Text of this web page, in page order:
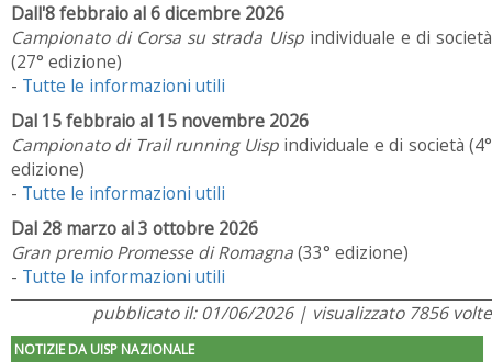
Dall'8 febbraio al 6 dicembre 2026
Campionato di Corsa su strada Uispindividuale e di società
(27° edizione)
- Tutte le informazioni utili
Dal 15 febbraio al 15 novembre 2026
Campionato di Trail running Uispindividuale e di società (4°
edizione)
- Tutte le informazioni utili
Dal 28 marzo al 3 ottobre 2026
Gran premio Promesse di Romagna(33° edizione)
- Tutte le informazioni utili
pubblicato il: 01/06/2026 | visualizzato 7856 volte
NOTIZIE DA UISP NAZIONALE